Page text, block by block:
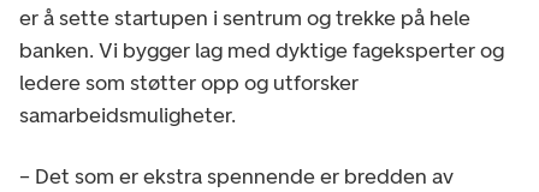
er å sette startupen i sentrum og trekke på hele
banken. Vi bygger lag med dyktige fageksperter og
ledere som støtter opp og utforsker
samarbeidsmuligheter.
– Det som er ekstra spennende er bredden av